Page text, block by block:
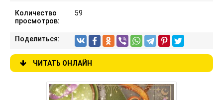
Количество
просмотров:
59
Поделиться:
ЧИТАТЬ ОНЛАЙН